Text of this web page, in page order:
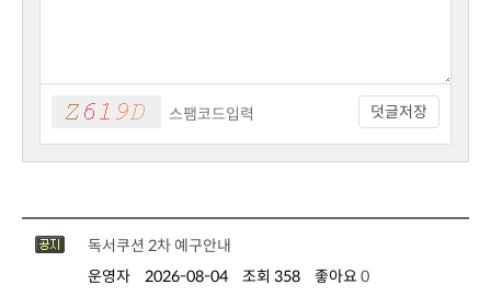
덧글저장
독서쿠션 2차 예구안내
운영자
2026-08-04 조회 358 좋아요 0